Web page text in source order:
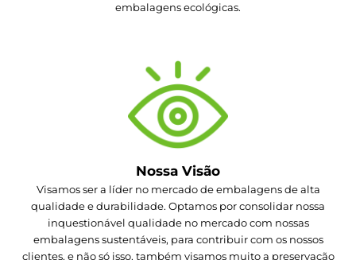
embalagens ecológicas.
Nossa Visão
Visamos ser a líder no mercado de embalagens de alta
qualidade e durabilidade. Optamos por consolidar nossa
inquestionável qualidade no mercado com nossas
embalagens sustentáveis, para contribuir com os nossos
clientes, e não só isso, também visamos muito a preservação